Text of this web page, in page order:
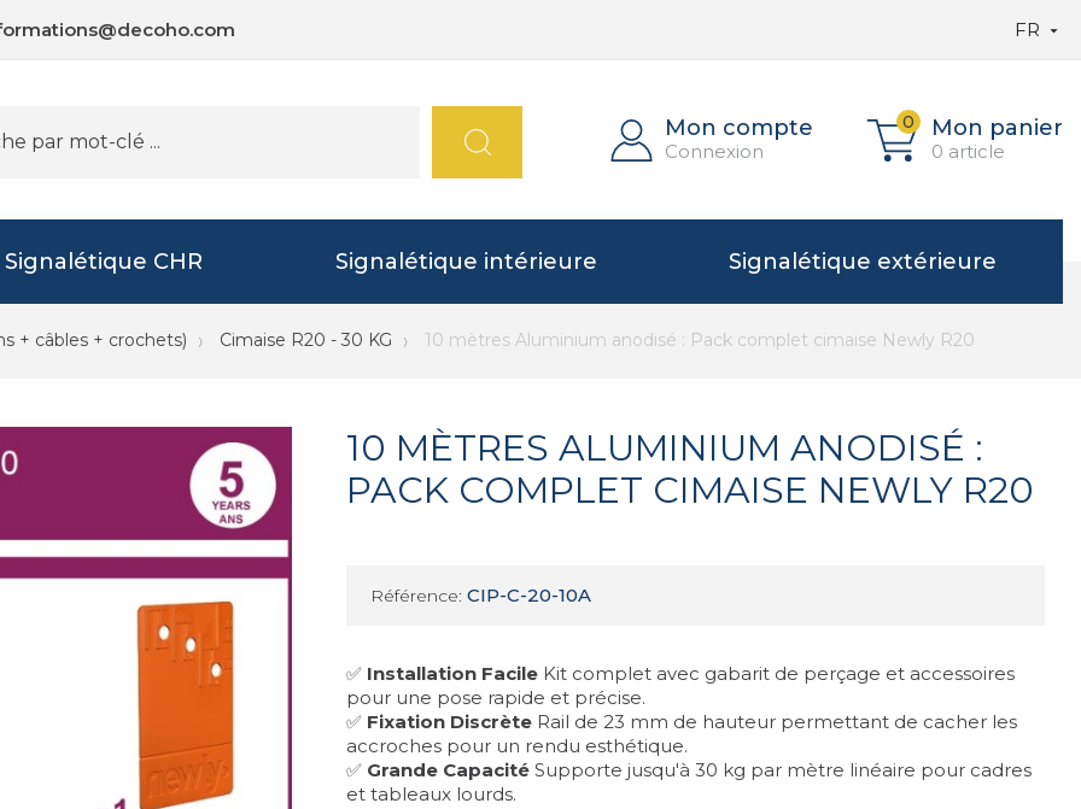
FR 
Mon compte
Connexion
0 Mon panier
0 article
Signalétique CHR Signalétique intérieure Signalétique extérieure
+ câbles + crochets) Cimaise R20 - 30 KG 10 mètres Aluminium anodisé : Pack complet cimaise Newly R20
10 MÈTRES ALUMINIUM ANODISÉ :
PACK COMPLET CIMAISE NEWLY R20
Référence: CIP-C-20-10A
✅ Installation Facile Kit complet avec gabarit de perçage et accessoires
pour une pose rapide et précise.
✅ Fixation Discrète Rail de 23 mm de hauteur permettant de cacher les
accroches pour un rendu esthétique.
✅ Grande Capacité Supporte jusqu'à 30 kg par mètre linéaire pour cadres
et tableaux lourds.